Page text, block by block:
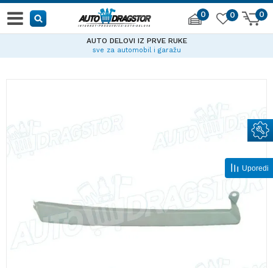
0 0
0
AUTO DELOVI IZ PRVE RUKE
sve za automobil i garažu
Uporedi